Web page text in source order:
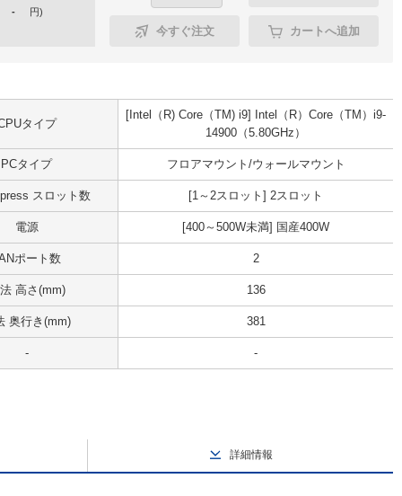
- 円)
今すぐ注文 カートへ追加
タイプ
[Intel（R) Core（TM) i9] Intel（R）Core（TM）i9-
14900（5.80GHz）
PCタイプ フロアマウント/ウォールマウント
スロット数 [1～2スロット] 2スロット
電源 [400～500W未満] 国産400W
ポート数 2
高さ(mm) 136
奥行き(mm) 381
- -
詳細情報